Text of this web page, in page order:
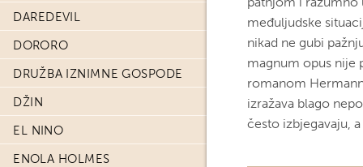
DAREDEVIL
DORORO
DRUŽBA IZNIMNE GOSPODE
DŽIN
EL NINO
ENOLA HOLMES
međuljudske
nikad ne gubi
magnum opus nije
romanom
izražava blago
često izbjegavaju,